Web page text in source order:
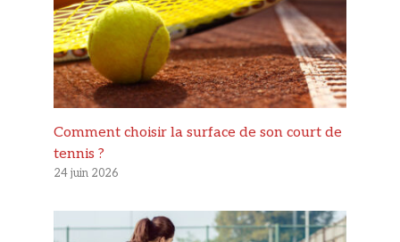
Comment choisir la surface de son court de
tennis ?
24 juin 2026